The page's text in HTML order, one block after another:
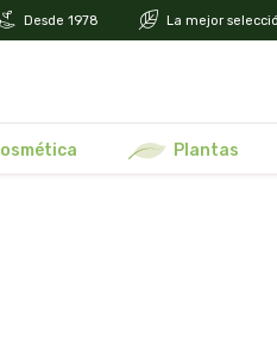
Desde 1978 La mejor
cosmética plantas